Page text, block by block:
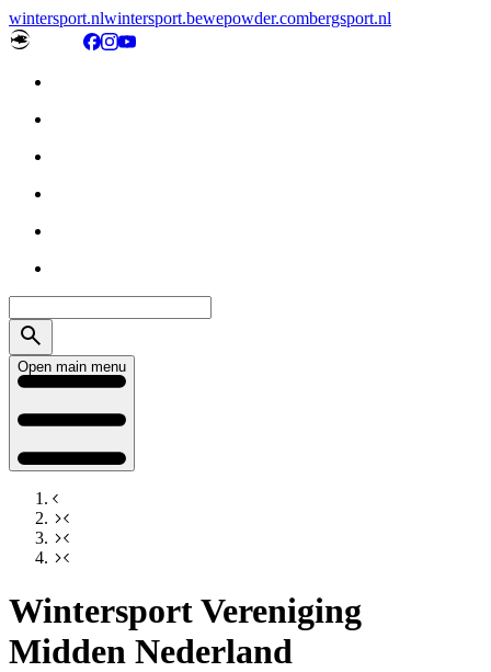
wintersport.nlwintersport.bewepowder.combergsport.nl
Open main menu
Wintersport Vereniging
Midden Nederland